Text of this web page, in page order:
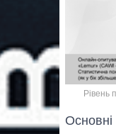
Рівень
Основні